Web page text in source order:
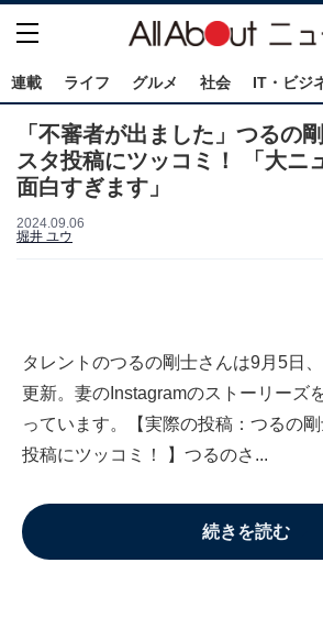
連載 ライフ グルメ 社会 IT・ビジ
「不審者が出ました」つるの
スタ投稿にツッコミ！ 「大ニ
面白すぎます」
2024.09.06
堀井 ユウ
タレントのつるの剛士さんは9月5日
更新。妻のInstagramのストーリーズ
っています。【実際の投稿：つるの
投稿にツッコミ！ 】つるのさ...
続きを読む